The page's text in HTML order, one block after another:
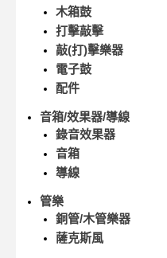
木箱鼓
打擊敲擊
敲(打)擊樂器
電子鼓
配件
音箱/效果器/導線
錄音效果器
音箱
導線
管樂
銅管/木管樂器
薩克斯風